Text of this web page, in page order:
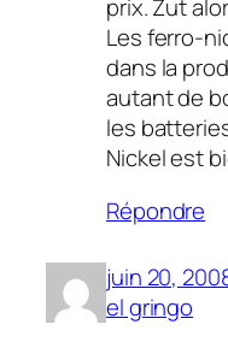
prix. Zut
Les ferro-
dans la
autant de
les
Nickel est
Répondre
juin 20,
el gringo